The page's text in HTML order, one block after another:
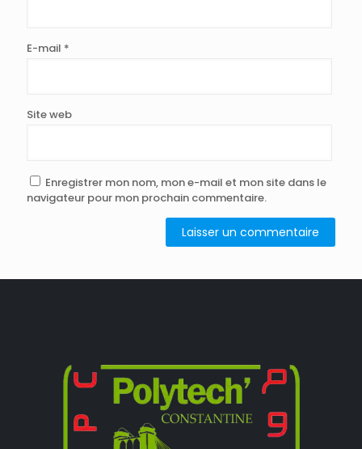
E-mail *
Site web
Enregistrer mon nom, mon e-mail et mon site dans le
navigateur pour mon prochain commentaire.